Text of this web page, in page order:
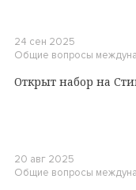
24 сен 2025
Общие вопросы
Открыт набор на
20 авг 2025
Общие вопросы